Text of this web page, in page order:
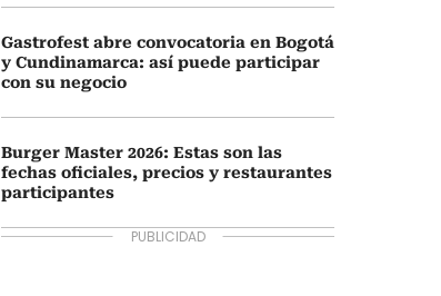
Gastrofest abre convocatoria en Bogotá
y Cundinamarca: así puede participar
con su negocio
Burger Master 2026: Estas son las
fechas oficiales, precios y restaurantes
participantes